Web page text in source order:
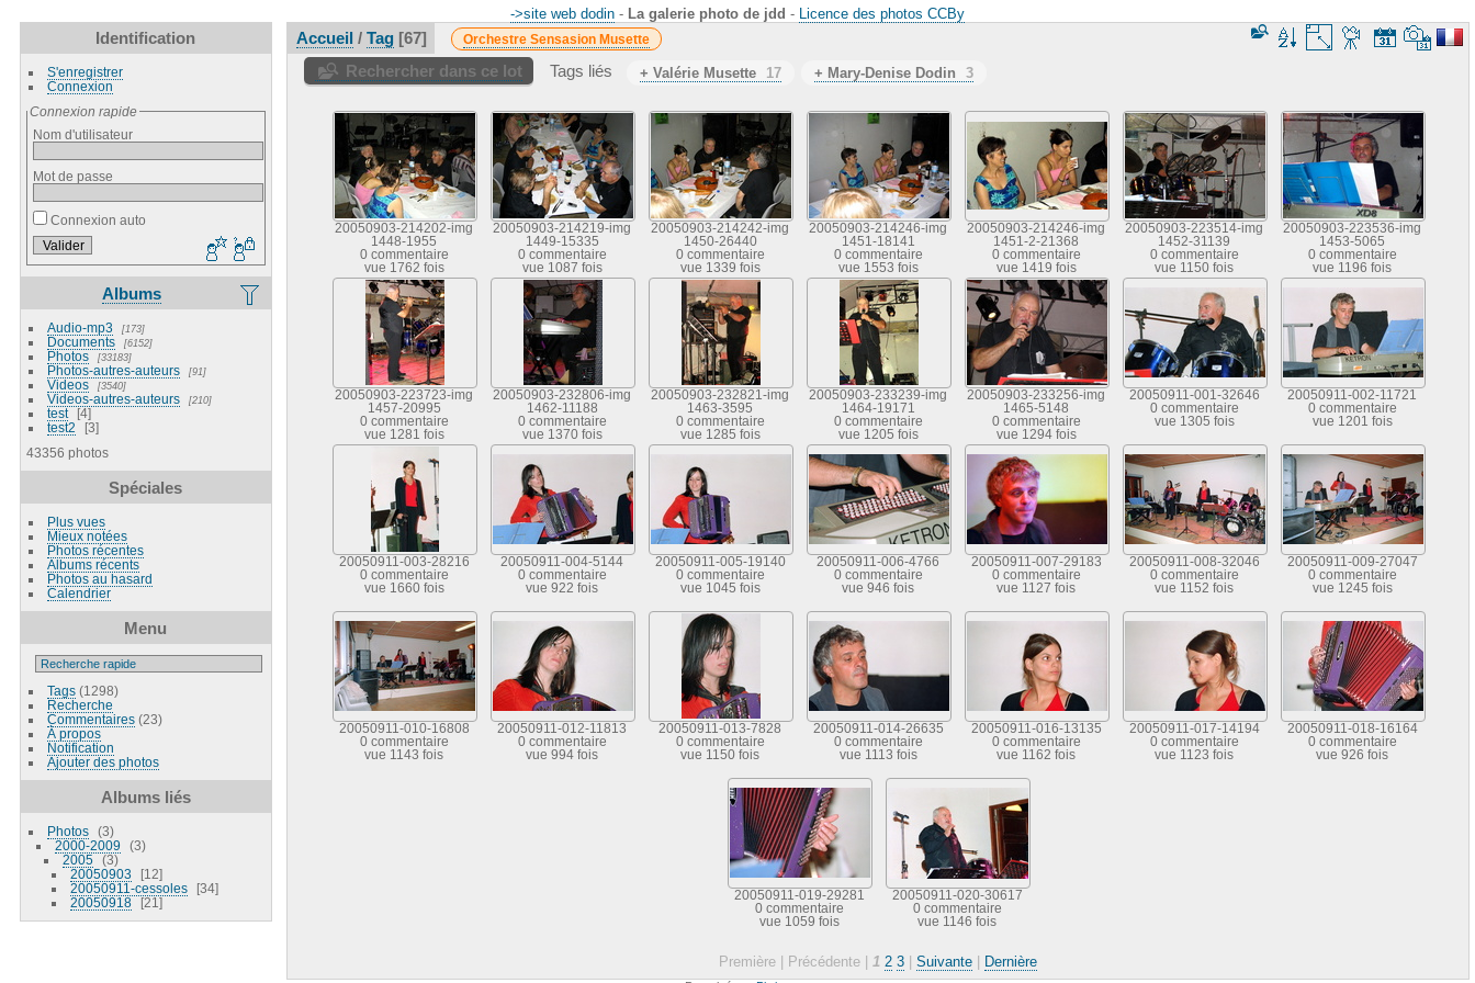
->site web dodin - La galerie photo de jdd - Licence des photos CCBy
Identification
S'enregistrer
Connexion
Connexion rapide
Nom d'utilisateur
Mot de passe
Connexion auto
Albums
Audio-mp3 173
Documents 6152
Photos 33183
Photos-autres-auteurs 91
Videos 3540
Videos-autres-auteurs 210
test
4
test2
3
43356 photos
Spéciales
Plus vues
Mieux notées
Photos récentes
Albums récents
Photos au hasard
Calendrier
Menu
Tags(1298)
Recherche
Commentaires(23)
À propos
Notification
Ajouter des photos
Albums liés
Photos
3
2000-2009
3
2005
3
20050903
12
20050911-cessoles
34
20050918
21
Accueil/ Tag 67 Orchestre Sensasion Musette
Rechercher dans ce lot Tags liés + Valérie Musette 17 + Mary-Denise Dodin 3
20050903-214202-img
1448-1955
0 commentaire
vue 1762 fois
20050903-214219-img
1449-15335
0 commentaire
vue 1087 fois
20050903-214242-img
1450-26440
0 commentaire
vue 1339 fois
20050903-214246-img
1451-18141
0 commentaire
vue 1553 fois
20050903-214246-img
1451-2-21368
0 commentaire
vue 1419 fois
20050903-223514-img
1452-31139
0 commentaire
vue 1150 fois
20050903-223536-img
1453-5065
0 commentaire
vue 1196 fois
20050903-223723-img
1457-20995
0 commentaire
vue 1281 fois
20050903-232806-img
1462-11188
0 commentaire
vue 1370 fois
20050903-232821-img
1463-3595
0 commentaire
vue 1285 fois
20050903-233239-img
1464-19171
0 commentaire
vue 1205 fois
20050903-233256-img
1465-5148
0 commentaire
vue 1294 fois
20050911-001-32646
0 commentaire
vue 1305 fois
20050911-002-11721
0 commentaire
vue 1201 fois
20050911-003-28216
0 commentaire
vue 1660 fois
20050911-004-5144
0 commentaire
vue 922 fois
20050911-005-19140
0 commentaire
vue 1045 fois
20050911-006-4766
0 commentaire
vue 946 fois
20050911-007-29183
0 commentaire
vue 1127 fois
20050911-008-32046
0 commentaire
vue 1152 fois
20050911-009-27047
0 commentaire
vue 1245 fois
20050911-010-16808
0 commentaire
vue 1143 fois
20050911-012-11813
0 commentaire
vue 994 fois
20050911-013-7828
0 commentaire
vue 1150 fois
20050911-014-26635
0 commentaire
vue 1113 fois
20050911-016-13135
0 commentaire
vue 1162 fois
20050911-017-14194
0 commentaire
vue 1123 fois
20050911-018-16164
0 commentaire
vue 926 fois
20050911-019-29281
0 commentaire
vue 1059 fois
20050911-020-30617
0 commentaire
vue 1146 fois
Première | Précédente | 1 2 3 Suivante Dernière